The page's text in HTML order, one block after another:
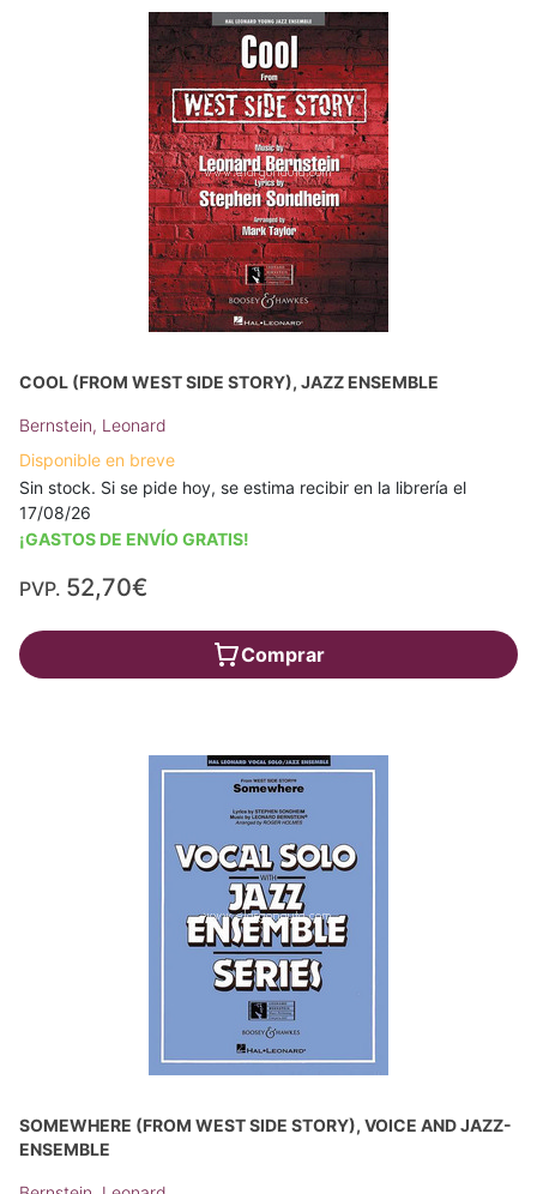
COOL (FROM WEST SIDE STORY), JAZZ ENSEMBLE
Bernstein, Leonard
Disponible en breve
Sin stock. Si se pide hoy, se estima recibir en la librería el
17/08/26
¡GASTOS DE ENVÍO GRATIS!
PVP. 52,70€
Comprar
SOMEWHERE (FROM WEST SIDE STORY), VOICE AND JAZZ-
ENSEMBLE